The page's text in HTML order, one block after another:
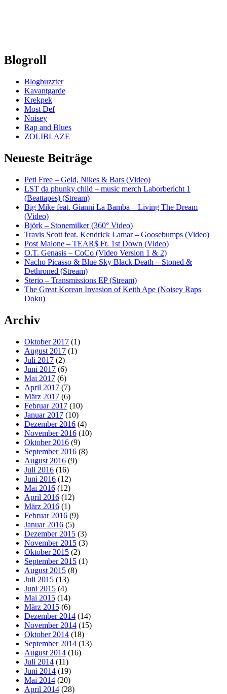
Blogroll
Blogbuzzter
Kavantgarde
Krekpek
Most Def
Noisey
Rap and Blues
ZOLIBLAZE
Neueste Beiträge
Peti Free – Geld, Nikes & Bars (Video)
LST da phunky child – music merch Laborbericht 1
(Beattapes) (Stream)
Big Mike feat. Gianni La Bamba – Living The Dream
(Video)
Björk – Stonemilker (360° Video)
Travis Scott feat. Kendrick Lamar – Goosebumps (Video)
Post Malone – TEAR$ Ft. 1st Down (Video)
O.T. Genasis – CoCo (Video Version 1 & 2)
Nacho Picasso & Blue Sky Black Death – Stoned &
Dethroned (Stream)
Sterio – Transmissions EP (Stream)
The Great Korean Invasion of Keith Ape (Noisey Raps
Doku)
Archiv
Oktober 2017 (1)
August 2017 (1)
Juli 2017 (2)
Juni 2017 (6)
Mai 2017 (6)
April 2017 (7)
März 2017 (6)
Februar 2017 (10)
Januar 2017 (10)
Dezember 2016 (4)
November 2016 (10)
Oktober 2016 (9)
September 2016 (8)
August 2016 (9)
Juli 2016 (16)
Juni 2016 (12)
Mai 2016 (12)
April 2016 (12)
März 2016 (1)
Februar 2016 (9)
Januar 2016 (5)
Dezember 2015 (3)
November 2015 (3)
Oktober 2015 (2)
September 2015 (1)
August 2015 (8)
Juli 2015 (13)
Juni 2015 (4)
Mai 2015 (14)
März 2015 (6)
Dezember 2014 (14)
November 2014 (15)
Oktober 2014 (18)
September 2014 (13)
August 2014 (16)
Juli 2014 (11)
Juni 2014 (19)
Mai 2014 (20)
April 2014 (28)